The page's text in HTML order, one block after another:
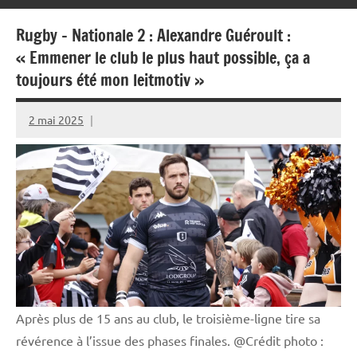
Rugby – Nationale 2 : Alexandre Guéroult :
« Emmener le club le plus haut possible, ça a
toujours été mon leitmotiv »
2 mai 2025
Rédaction
JRS
Après plus de 15 ans au club, le troisième-ligne tire sa
révérence à l’issue des phases finales. @Crédit photo :